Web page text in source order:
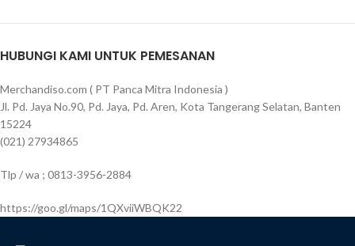
HUBUNGI KAMI UNTUK PEMESANAN
Merchandiso.com ( PT Panca Mitra Indonesia )
Jl. Pd. Jaya No.90, Pd. Jaya, Pd. Aren, Kota Tangerang Selatan, Banten
15224
(021) 27934865
Tlp / wa ; 0813-3956-2884
https://goo.gl/maps/1QXviiWBQK22